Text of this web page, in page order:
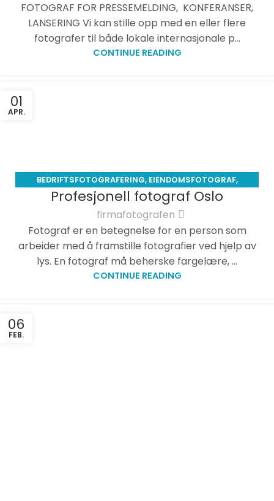
FOTOGRAF FOR PRESSEMELDING, KONFERANSER,
LANSERING Vi kan stille opp med en eller flere
fotografer til både lokale internasjonale p...
CONTINUE READING
01
APR.
BEDRIFTSFOTOGRAFERING, EIENDOMSFOTOGRAF,
EVENTFOTOGRAF,MATFOTOGRAF,MILJØBILDER,PRIVAT
PRODUKTFOTO,STUDIO PORTRETT
VIELSE\VIGSEL
Profesjonell fotograf Oslo
firmafotografen
Fotograf er en betegnelse for en person som
arbeider med å framstille fotografier ved hjelp av
lys. En fotograf må beherske fargelære, ...
CONTINUE READING
06
FEB.